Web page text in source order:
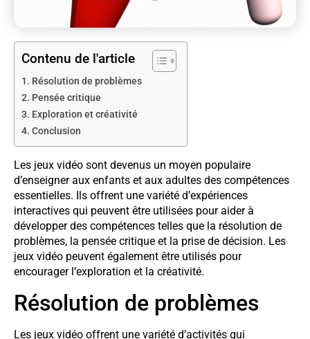
Contenu de l'article
Résolution de problèmes
Pensée critique
Exploration et créativité
Conclusion
Les jeux vidéo sont devenus un moyen populaire
d’enseigner aux enfants et aux adultes des compétences
essentielles. Ils offrent une variété d’expériences
interactives qui peuvent être utilisées pour aider à
développer des compétences telles que la résolution de
problèmes, la pensée critique et la prise de décision. Les
jeux vidéo peuvent également être utilisés pour
encourager l’exploration et la créativité.
Résolution de problèmes
Les jeux vidéo offrent une variété d’activités qui